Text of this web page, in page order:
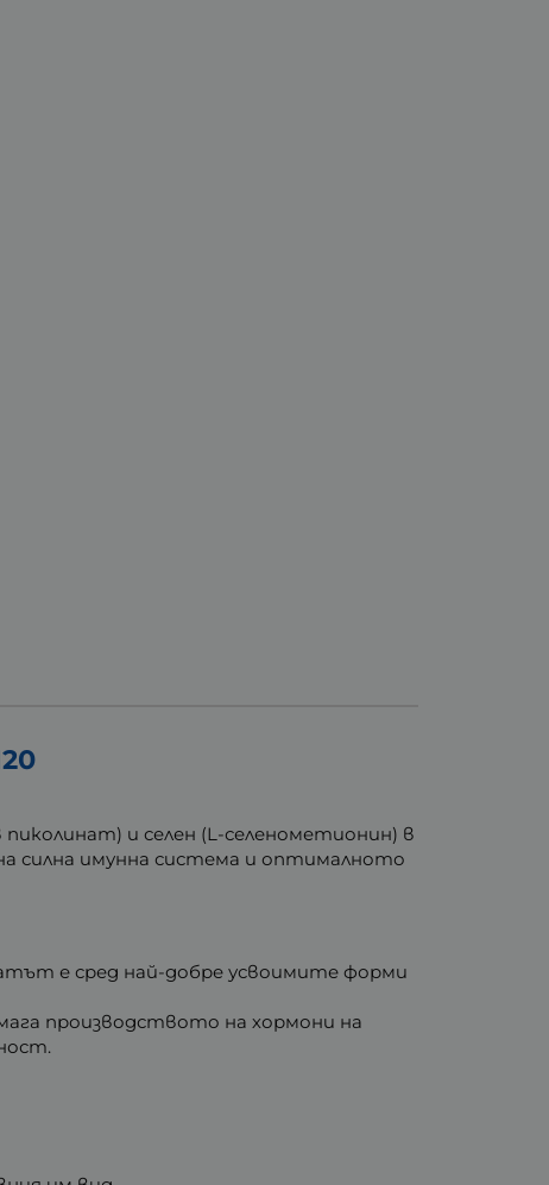
и селен (L-селенометионин) в
силна имунна система и оптималното
е сред най-добре усвоимите форми
производството на хормони на